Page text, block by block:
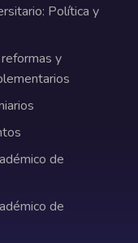
Política y
y
de
de